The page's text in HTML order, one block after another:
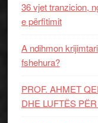
36 vjet tranzicion,
e përfitimit
A ndihmon
fshehura?
PROF. AHMET
DHE LUFTЁS